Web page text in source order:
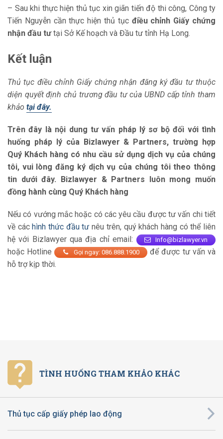
– Sau khi thực hiện thủ tục xin giãn tiến độ thi công, Công ty
Tiến Nguyễn cần thực hiện thủ tục điều chỉnh Giấy chứng
nhận đầu tưtại Sở Kế hoạch và Đầu tư tỉnh Hạ Long.
Kết luận
Thủ tục điều chỉnh Giấy chứng nhận đăng ký đầu tư thuộc
diện quyết định chủ trương đầu tư của UBND cấp tỉnh tham
khảo tại đây.
Trên đây là nội dung tư vấn pháp lý sơ bộ đối với tình
huống pháp lý của Bizlawyer & Partners, trường hợp
Quý Khách hàng có nhu cầu sử dụng dịch vụ của chúng
tôi, vui lòng đăng ký dịch vụ của chúng tôi theo thông
tin dưới đây. Bizlawyer & Partners luôn mong muốn
đồng hành cùng Quý Khách hàng
Nếu có vướng mắc hoặc có các yêu cầu được tư vấn chi tiết
về các hình thức đầu tư nêu trên, quý khách hàng có thể liên
hệ với Bizlawyer qua địa chỉ email:
Info@bizlawyer.vn
hoặc Hotline Gọi ngay: 086.888.1900
để được tư vấn và
hỗ trợ kịp thời.
TÌNH HUỐNG THAM KHẢO KHÁC
Thủ tục cấp giấy phép lao động